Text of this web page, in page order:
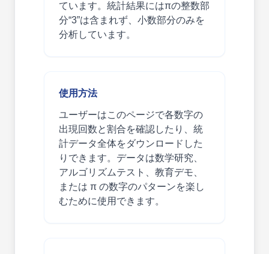
ています。統計結果にはπの整数部
分“3”は含まれず、小数部分のみを
分析しています。
使用方法
ユーザーはこのページで各数字の
出現回数と割合を確認したり、統
計データ全体をダウンロードした
りできます。データは数学研究、
アルゴリズムテスト、教育デモ、
または π の数字のパターンを楽し
むために使用できます。